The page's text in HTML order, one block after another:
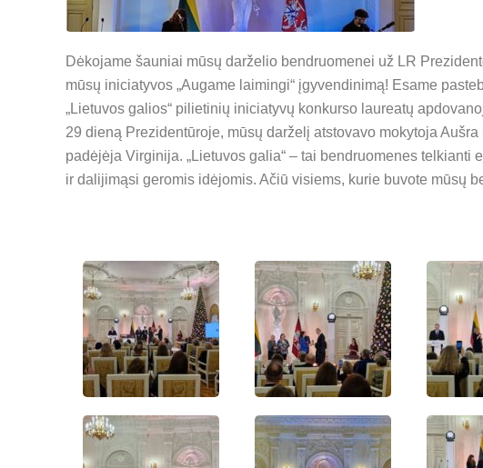
Dėkojame šauniai mūsų darželio bendruomenei už LR
mūsų iniciatyvos „Augame laimingi“ įgyvendinimą! Esame
„Lietuvos galios“ pilietinių iniciatyvų konkurso laureatų
29 dieną Prezidentūroje, mūsų darželį atstovavo mokytoja
padėjėja Virginija. „Lietuvos galia“ – tai bendruomenes telkianti
ir dalijimąsi geromis idėjomis. Ačiū visiems, kurie buvote mūsų